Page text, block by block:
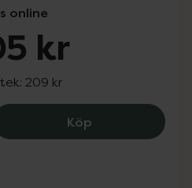
online
kr
209 kr
KöpDeoDoc